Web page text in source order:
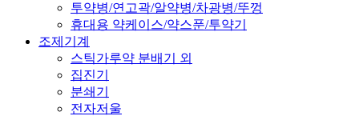
투약병/연고곽/알약병/차광병/뚜껑
휴대용 약케이스/약스푼/투약기
조제기계
스틱가루약 분배기 외
집진기
분쇄기
전자저울